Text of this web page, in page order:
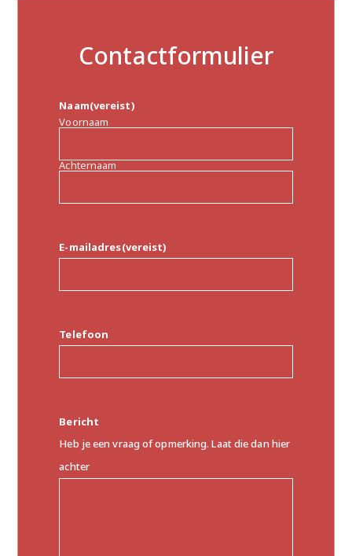
Contactformulier
Naam(vereist)
Voornaam
Achternaam
E-mailadres(vereist)
Telefoon
Bericht
Heb je een vraag of opmerking. Laat die dan hier
achter